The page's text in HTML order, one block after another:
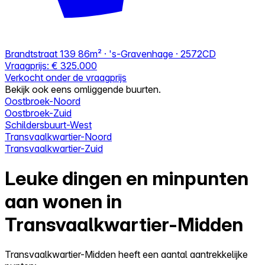
Brandtstraat 139 86m² · 's-Gravenhage · 2572CD
Vraagprijs: € 325.000
Verkocht onder de vraagprijs
Bekijk ook eens omliggende buurten.
Oostbroek-Noord
Oostbroek-Zuid
Schildersbuurt-West
Transvaalkwartier-Noord
Transvaalkwartier-Zuid
Leuke dingen en minpunten
aan wonen in
Transvaalkwartier-Midden
Transvaalkwartier-Midden heeft een aantal aantrekkelijke